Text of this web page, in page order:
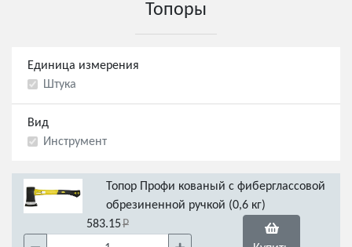
Топоры
Единица измерения
Штука
Вид
Инструмент
Топор Профи кованый с фиберглассовой
обрезиненной ручкой (0,6 кг)
583.15